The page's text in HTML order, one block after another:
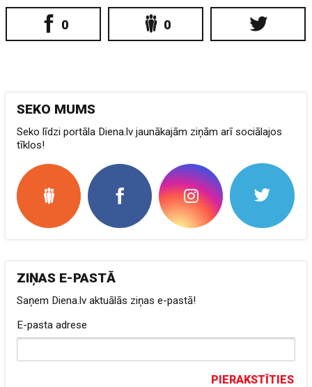
0 0
SEKO MUMS
Seko līdzi portāla Diena.lv jaunākajām ziņām arī sociālajos
tīklos!
ZIŅAS E-PASTĀ
Saņem Diena.lv aktuālās ziņas e-pastā!
E-pasta adrese
PIERAKSTĪTIES